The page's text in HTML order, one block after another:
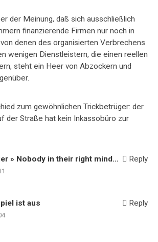
der Meinung, daß sich ausschließlich
finanzierende Firmen nur noch in
denen des organisierten Verbrechens
wenigen Dienstleistern, die einen reellen
steht ein Heer von Abzockern und
zum gewöhnlichen Trickbetrüger: der
der Straße hat kein Inkassobüro zur
» Nobody in their right mind… Reply
ist aus Reply